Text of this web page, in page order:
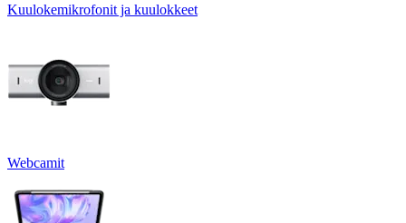
Kuulokemikrofonit ja kuulokkeet
Webcamit